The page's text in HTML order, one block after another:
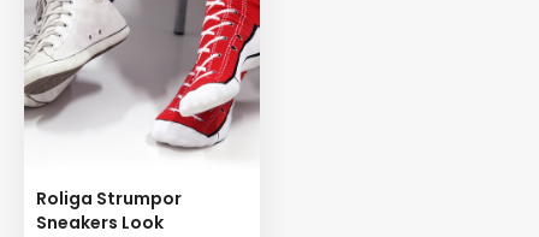
Roliga Strumpor
Sneakers Look